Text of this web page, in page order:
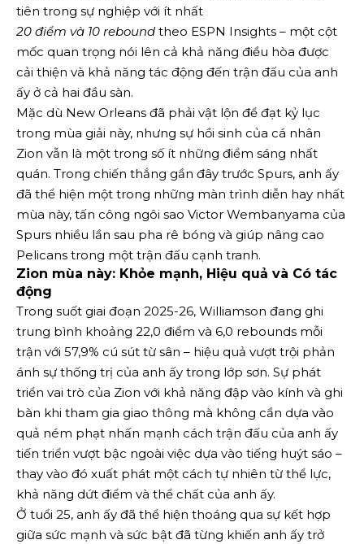
tiên trong sự nghiệp với ít nhất
20 điểm và 10 rebound theo ESPN Insights – một cột
mốc quan trọng nói lên cả khả năng điều hòa được
cải thiện và khả năng tác động đến trận đấu của anh
ấy ở cả hai đầu sàn.
Mặc dù New Orleans đã phải vật lộn để đạt kỷ lục
trong mùa giải này, nhưng sự hồi sinh của cá nhân
Zion vẫn là một trong số ít những điểm sáng nhất
quán. Trong chiến thắng gần đây trước Spurs, anh ấy
đã thể hiện một trong những màn trình diễn hay nhất
mùa này, tấn công ngôi sao Victor Wembanyama của
Spurs nhiều lần sau pha rê bóng và giúp nâng cao
Pelicans trong một trận đấu cạnh tranh.
Zion mùa này: Khỏe mạnh, Hiệu quả và Có tác
động
Trong suốt giai đoạn 2025-26, Williamson đang ghi
trung bình khoảng 22,0 điểm và 6,0 rebounds mỗi
trận với 57,9% cú sút từ sân – hiệu quả vượt trội phản
ánh sự thống trị của anh ấy trong lớp sơn. Sự phát
triển vai trò của Zion với khả năng đập vào kính và ghi
bàn khi tham gia giao thông mà không cần dựa vào
quả ném phạt nhấn mạnh cách trận đấu của anh ấy
tiến triển vượt bậc ngoài việc dựa vào tiếng huýt sáo –
thay vào đó xuất phát một cách tự nhiên từ thể lực,
khả năng dứt điểm và thể chất của anh ấy.
Ở tuổi 25, anh ấy đã thể hiện thoáng qua sự kết hợp
giữa sức mạnh và sức bật đã từng khiến anh ấy trở